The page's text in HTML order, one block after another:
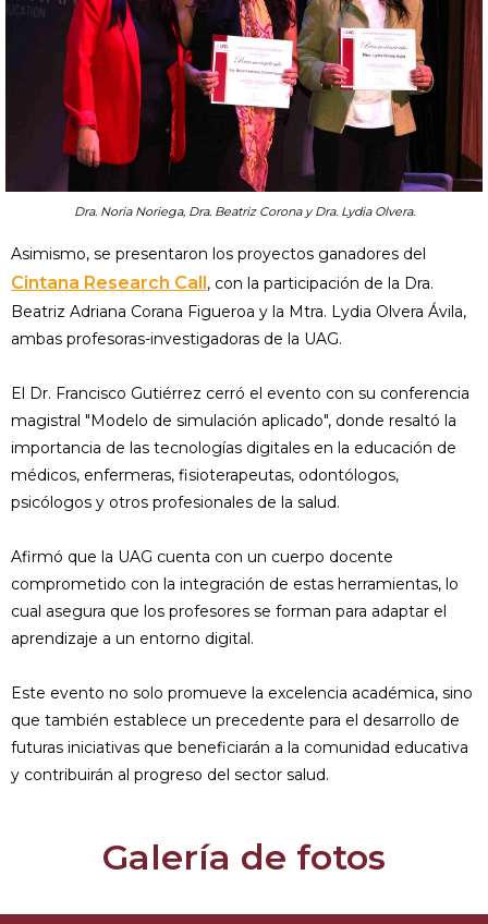
Dra. Noria Noriega, Dra. Beatriz Corona y Dra. Lydia Olvera.
Asimismo, se presentaron los proyectos ganadores del
Cintana Research Call, con la participación de la Dra.
Beatriz Adriana Corana Figueroa y la Mtra. Lydia Olvera Ávila,
ambas profesoras-investigadoras de la UAG.
El Dr. Francisco Gutiérrez cerró el evento con su conferencia
magistral "Modelo de simulación aplicado", donde resaltó la
importancia de las tecnologías digitales en la educación de
médicos, enfermeras, fisioterapeutas, odontólogos,
psicólogos y otros profesionales de la salud.
Afirmó que la UAG cuenta con un cuerpo docente
comprometido con la integración de estas herramientas, lo
cual asegura que los profesores se forman para adaptar el
aprendizaje a un entorno digital.
Este evento no solo promueve la excelencia académica, sino
que también establece un precedente para el desarrollo de
futuras iniciativas que beneficiarán a la comunidad educativa
y contribuirán al progreso del sector salud.
Galería de fotos